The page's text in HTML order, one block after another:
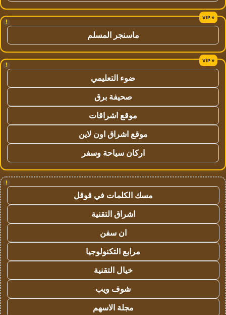
!
ماسنجر المسلم
!
ضوء التعليمي
صحيفة برق
موقع اشراقات
موقع اشراق اون لاين
اركان سياحة وسفر
!
مسك الكلمات في قوقل
اشراق التقنية
ان سفن
مرابع التكنولوجيا
خيال التقنية
شوف ويب
مجلة الاسهم